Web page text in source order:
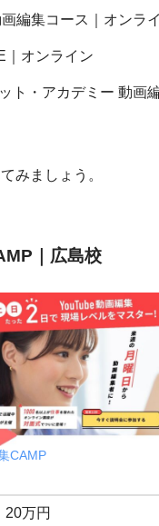
編集コース｜オンラ
｜オンライン
ト・アカデミー 動画
みましょう。
｜広島校
CAMP
20万円